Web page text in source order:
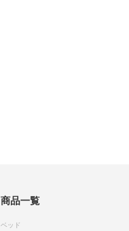
商品一覧
ベッド